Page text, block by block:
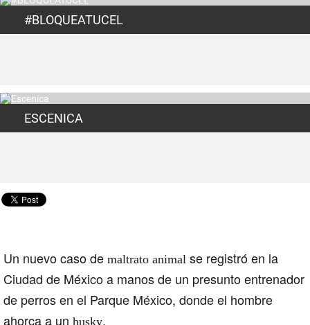
#BLOQUEATUCEL
ESCENICA
Un nuevo caso de maltrato animal se registró en la
Ciudad de México a manos de un presunto entrenador
de perros en el Parque México, donde el hombre
ahorca a un husky.